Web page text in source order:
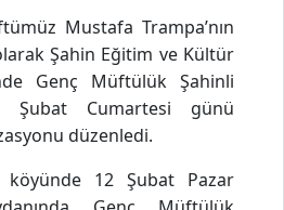
Mustafa Trampa’nın
Şahin Eğitim ve Kültür
Genç Müftülük Şahinli
Şubat Cumartesi günü
düzenledi.
köyünde 12 Şubat Pazar